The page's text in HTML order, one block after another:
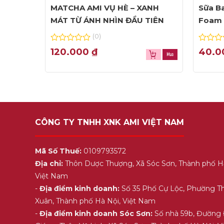
MATCHA AMI VỤ HÈ – XANH
MÁT TỪ ÁNH NHÌN ĐẦU TIÊN
0
out
5
(0)
120.000₫
Sữa
Foam
0
out
5
CÔNG TY TNHH XNK AMI VIỆT NAM
Mã Số Thuế: 0109793572
Địa chỉ: Thôn Dược Thượng, Xã Sóc Sơn, Thành phố
Việt Nam
-Địa điểm kinh doanh: Số 35 Phố Cự Lộc, Phường
Xuân, Thành phố Hà Nội, Việt Nam
-Địa điểm kinh doanh Sóc Sơn: Số nhà 59b, Đường